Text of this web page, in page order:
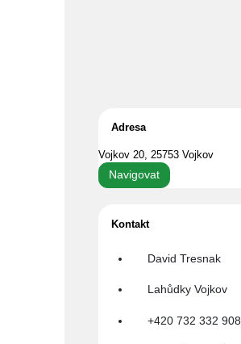
Adresa
Vojkov 20, 25753 Vojkov
Navigovat
Kontakt
David Tresnak
Lahůdky Vojkov
+420 732 332 908